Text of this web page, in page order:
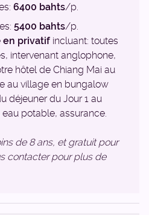
6400 bahts/p.
5400 bahts/p.
en privatif incluant: toutes
intervenant anglophone,
hôtel de Chiang Mai au
au village en bungalow
déjeuner du Jour 1 au
potable, assurance.
de 8 ans, et gratuit pour
contacter pour plus de